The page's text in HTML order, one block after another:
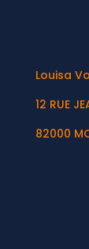
Louisa
12 RUE
82000